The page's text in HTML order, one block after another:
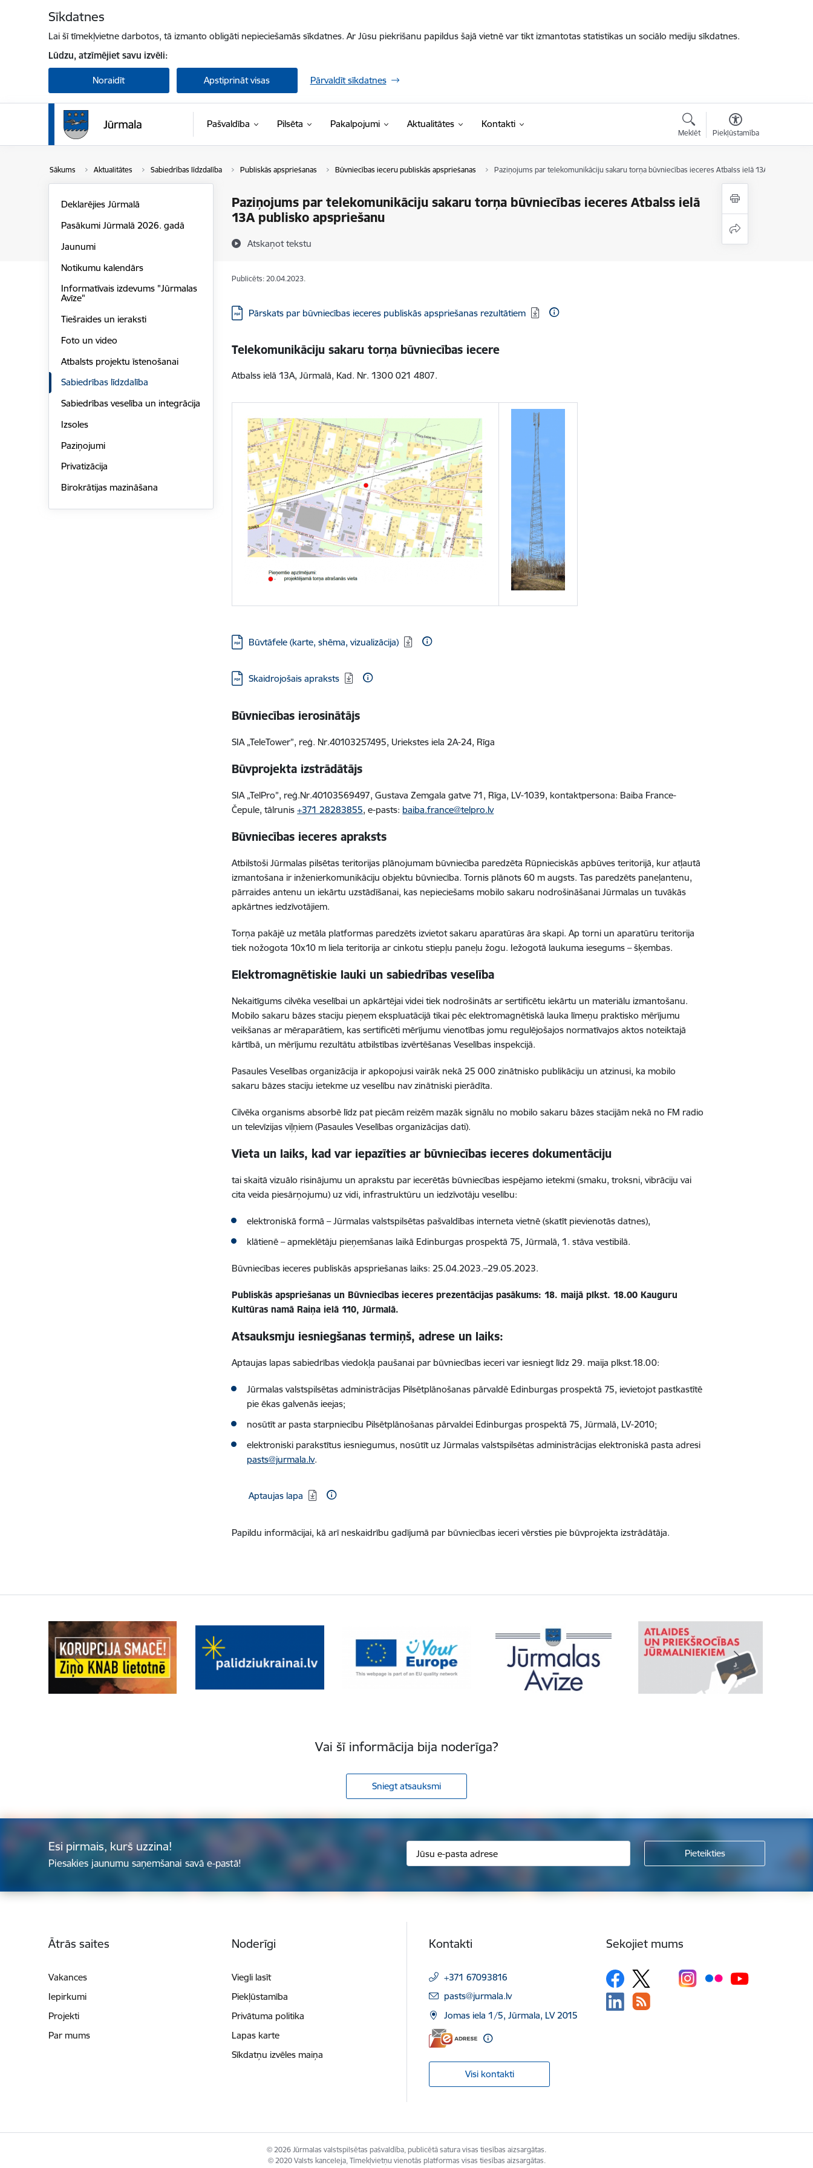
Sīkdatnes
Lai šī tīmekļvietne darbotos, tā izmanto obligāti nepieciešamās sīkdatnes. Ar Jūsu piekrišanu papildus šajā vietnē var tikt izmantotas statistikas un sociālo mediju sīkdatnes.
Lūdzu, atzīmējiet savu izvēli:
Noraidīt Apstiprināt visas Pārvaldīt sīkdatnes
Pašvaldība Pilsēta Pakalpojumi Aktualitātes Kontakti
Meklēt Piekļūstamība
Sākums Aktualitātes Sabiedrības līdzdalība Publiskās apspriešanas Būvniecības ieceru publiskās apspriešanas Paziņojums par telekomunikāciju sakaru torņa būvniecības ieceres Atbalss ielā 13A publisko
Paziņojums par telekomunikāciju sakaru torņa būvniecības ieceres Atbalss ielā
13A publisko apspriešanu
Atskaņot tekstu
Deklarējies Jūrmalā
Pasākumi Jūrmalā 2026. gadā
Jaunumi
Notikumu kalendārs
Informatīvais izdevums "Jūrmalas
Avīze"
Tiešraides un ieraksti
Foto un video
Atbalsts projektu īstenošanai
Sabiedrības līdzdalība
Sabiedrības veselība un integrācija
Izsoles
Paziņojumi
Privatizācija
Birokrātijas mazināšana
Publicēts: 20.04.2023.
Lejupielādēt:
Pārskats par būvniecības ieceres publiskās apspriešanas rezultātiem
Telekomunikāciju sakaru torņa būvniecības iecere
Atbalss ielā 13A, Jūrmalā, Kad. Nr. 1300 021 4807.
Lejupielādēt:
Būvtāfele (karte, shēma, vizualizācija)
Lejupielādēt:
Skaidrojošais apraksts
Būvniecības ierosinātājs
SIA „TeleTower”, reģ. Nr.40103257495, Uriekstes iela 2A-24, Rīga
Būvprojekta izstrādātājs
SIA „TelPro”, reģ.Nr.40103569497, Gustava Zemgala gatve 71, Rīga, LV-1039, kontaktpersona: Baiba France-
Čepule, tālrunis+371 28283855, e-pasts: baiba.france@telpro.lv
Būvniecības ieceres apraksts
Atbilstoši Jūrmalas pilsētas teritorijas plānojumam būvniecība paredzēta Rūpnieciskās apbūves teritorijā, kur atļautā
izmantošana ir inženierkomunikāciju objektu būvniecība. Tornis plānots 60 m augsts. Tas paredzēts paneļantenu,
pārraides antenu un iekārtu uzstādīšanai, kas nepieciešams mobilo sakaru nodrošināšanai Jūrmalas un tuvākās
apkārtnes iedzīvotājiem.
Torņa pakājē uz metāla platformas paredzēts izvietot sakaru aparatūras āra skapi. Ap torni un aparatūru teritorija
tiek nožogota 10x10 m liela teritorija ar cinkotu stiepļu paneļu žogu. Iežogotā laukuma iesegums – šķembas.
Elektromagnētiskie lauki un sabiedrības veselība
Nekaitīgums cilvēka veselībai un apkārtējai videi tiek nodrošināts ar sertificētu iekārtu un materiālu izmantošanu.
Mobilo sakaru bāzes staciju pieņem ekspluatācijā tikai pēc elektromagnētiskā lauka līmeņu praktisko mērījumu
veikšanas ar mēraparātiem, kas sertificēti mērījumu vienotības jomu regulējošajos normatīvajos aktos noteiktajā
kārtībā, un mērījumu rezultātu atbilstības izvērtēšanas Veselības inspekcijā.
Pasaules Veselības organizācija ir apkopojusi vairāk nekā 25 000 zinātnisko publikāciju un atzinusi, ka mobilo
sakaru bāzes staciju ietekme uz veselību nav zinātniski pierādīta.
Cilvēka organisms absorbē līdz pat piecām reizēm mazāk signālu no mobilo sakaru bāzes stacijām nekā no FM radio
un televīzijas viļņiem (Pasaules Veselības organizācijas dati).
Vieta un laiks, kad var iepazīties ar būvniecības ieceres dokumentāciju
tai skaitā vizuālo risinājumu un aprakstu par iecerētās būvniecības iespējamo ietekmi (smaku, troksni, vibrāciju vai
cita veida piesārņojumu) uz vidi, infrastruktūru un iedzīvotāju veselību:
elektroniskā formā – Jūrmalas valstspilsētas pašvaldības interneta vietnē (skatīt pievienotās datnes),
klātienē – apmeklētāju pieņemšanas laikā Edinburgas prospektā 75, Jūrmalā, 1. stāva vestibilā.
Būvniecības ieceres publiskās apspriešanas laiks: 25.04.2023.–29.05.2023.
Publiskās apspriešanas un Būvniecības ieceres prezentācijas pasākums: 18. maijā plkst. 18.00 Kauguru
Kultūras namā Raiņa ielā 110, Jūrmalā.
Atsauksmju iesniegšanas termiņš, adrese un laiks:
Aptaujas lapas sabiedrības viedokļa paušanai par būvniecības ieceri var iesniegt līdz 29. maija plkst.18.00:
Jūrmalas valstspilsētas administrācijas Pilsētplānošanas pārvaldē Edinburgas prospektā 75, ievietojot pastkastītē
pie ēkas galvenās ieejas;
nosūtīt ar pasta starpniecību Pilsētplānošanas pārvaldei Edinburgas prospektā 75, Jūrmalā, LV-2010;
elektroniski parakstītus iesniegumus, nosūtīt uz Jūrmalas valstspilsētas administrācijas elektroniskā pasta adresi
pasts@jurmala.lv.
Lejupielādēt:
Aptaujas lapa
Papildu informācijai, kā arī neskaidrību gadījumā par būvniecības ieceri vērsties pie būvprojekta izstrādātāja.
Vai šī informācija bija noderīga?
Sniegt atsauksmi
Esi pirmais, kurš uzzina!
Piesakies jaunumu saņemšanai savā e-pastā!
Ātrās saites
Vakances
Iepirkumi
Projekti
Par mums
Noderīgi
Viegli lasīt
Piekļūstamība
Privātuma politika
Lapas karte
Sīkdatņu izvēles maiņa
Kontakti
+371 67093816
E-pasts:
pasts@jurmala.lv
Jomas iela 1/5, Jūrmala, LV 2015
Visi kontakti
Sekojiet mums
© 2026 Jūrmalas valstspilsētas pašvaldība, publicētā satura visas tiesības aizsargātas.
© 2020 Valsts kanceleja, Tīmekļvietņu vienotās platformas visas tiesības aizsargātas.